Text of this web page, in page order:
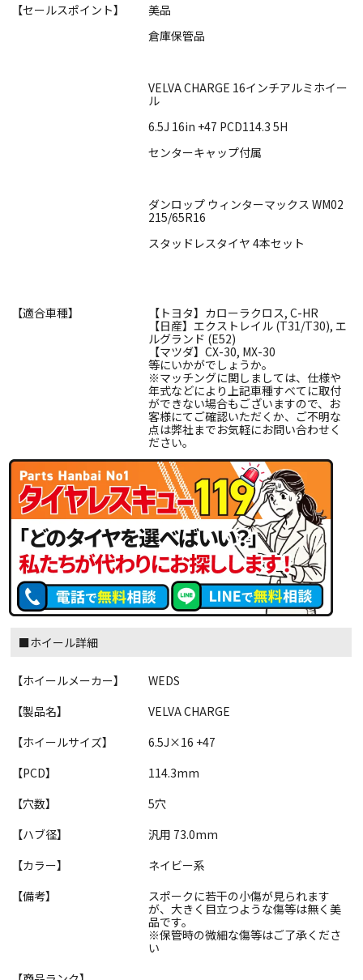
【セールスポイント】
美品
倉庫保管品
VELVA CHARGE 16インチアルミホイー
ル
6.5J 16in +47 PCD114.3 5H
センターキャップ付属
ダンロップ ウィンターマックス WM02
215/65R16
スタッドレスタイヤ 4本セット
【適合車種】
【トヨタ】カローラクロス, C-HR
【日産】エクストレイル (T31/T30), エ
ルグランド (E52)
【マツダ】CX-30, MX-30
等にいかがでしょうか。
※マッチングに関しましては、仕様や
年式などにより上記車種すべてに取付
ができない場合もございますので、お
客様にてご確認いただくか、ご不明な
点は弊社までお気軽にお問い合わせく
ださい。
■ホイール詳細
【ホイールメーカー】
WEDS
【製品名】
VELVA CHARGE
【ホイールサイズ】
6.5J×16 +47
【PCD】
114.3mm
【穴数】
5穴
【ハブ径】
汎用 73.0mm
【カラー】
ネイビー系
【備考】
スポークに若干の小傷が見られます
が、大きく目立つような傷等は無く美
品です。
※保管時の微細な傷等はご了承くださ
い